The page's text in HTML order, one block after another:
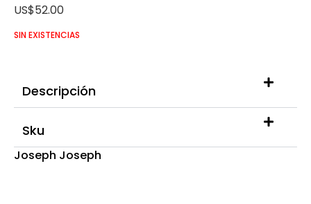
US$52.00
SIN EXISTENCIAS
Descripción
Sku
Joseph Joseph